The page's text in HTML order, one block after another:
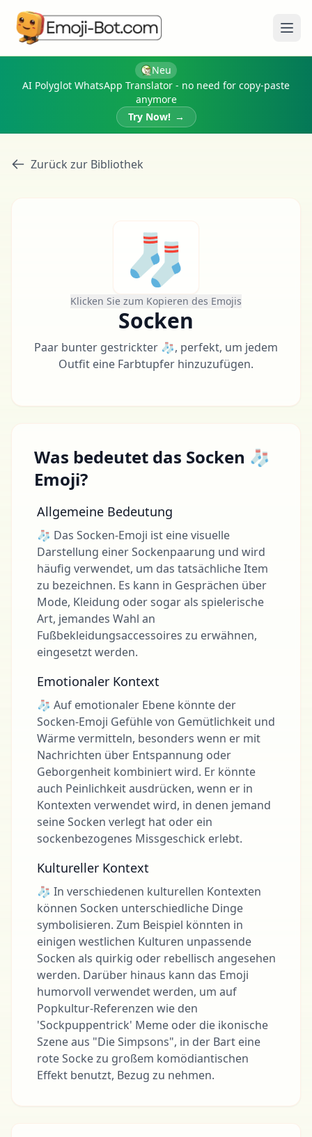
Neu
AI Polyglot WhatsApp Translator - no need for copy-paste
anymore
Try Now! →
Zurück zur Bibliothek
🧦
Klicken Sie zum Kopieren des Emojis
Socken
Paar bunter gestrickter 🧦, perfekt, um jedem
Outfit eine Farbtupfer hinzuzufügen.
Was bedeutet das Socken 🧦
Emoji?
Allgemeine Bedeutung
🧦 Das Socken-Emoji ist eine visuelle
Darstellung einer Sockenpaarung und wird
häufig verwendet, um das tatsächliche Item
zu bezeichnen. Es kann in Gesprächen über
Mode, Kleidung oder sogar als spielerische
Art, jemandes Wahl an
Fußbekleidungsaccessoires zu erwähnen,
eingesetzt werden.
Emotionaler Kontext
🧦 Auf emotionaler Ebene könnte der
Socken-Emoji Gefühle von Gemütlichkeit und
Wärme vermitteln, besonders wenn er mit
Nachrichten über Entspannung oder
Geborgenheit kombiniert wird. Er könnte
auch Peinlichkeit ausdrücken, wenn er in
Kontexten verwendet wird, in denen jemand
seine Socken verlegt hat oder ein
sockenbezogenes Missgeschick erlebt.
Kultureller Kontext
🧦 In verschiedenen kulturellen Kontexten
können Socken unterschiedliche Dinge
symbolisieren. Zum Beispiel könnten in
einigen westlichen Kulturen unpassende
Socken als quirkig oder rebellisch angesehen
werden. Darüber hinaus kann das Emoji
humorvoll verwendet werden, um auf
Popkultur-Referenzen wie den
'Sockpuppentrick' Meme oder die ikonische
Szene aus "Die Simpsons", in der Bart eine
rote Socke zu großem komödiantischen
Effekt benutzt, Bezug zu nehmen.